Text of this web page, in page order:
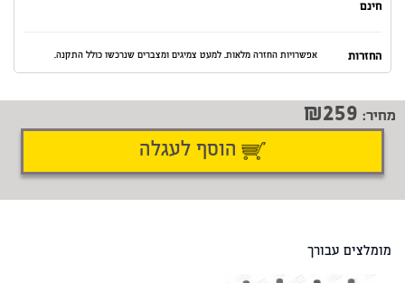
חינם
החזרות אפשרויות החזרה מלאות. למעט צמיגים ומצברים שנרכשו כולל התקנה.
שתף דיווח על טעות
מחיר: 259
הוסף לעגלה
מומלצים עבורך